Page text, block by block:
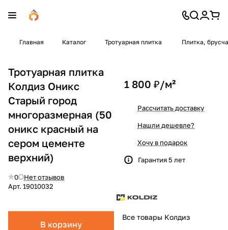
Главная Каталог Тротуарная плитка Плитка,
Тротуарная плитка
Колдиз Оникс
Старый город
многоразмерная (50
оникс красный на
сером цементе
верхний)
0
Нет отзывов
Арт. 19010032
В корзину
1 800 ₽/м²
Рассчитать доставку
Нашли дешевле?
Хочу в подарок
Гарантия 5 лет
Все товары Колдиз